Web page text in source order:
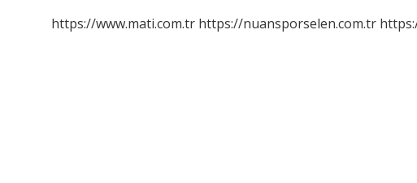
https://www.mati.com.tr https://nuansporselen.com.tr